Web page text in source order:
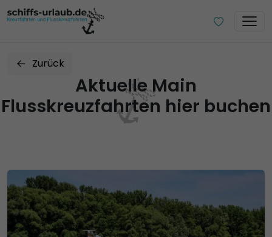
Zurück
Aktuelle Main
Flusskreuzfahrten hier buchen